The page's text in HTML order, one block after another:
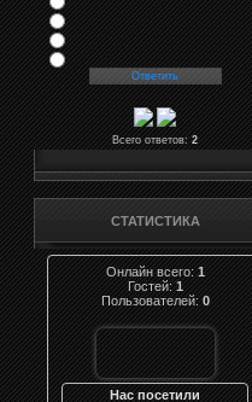
Всего ответов:2
СТАТИСТИКА
Онлайн всего:1
Гостей:1
Пользователей:0
Нас посетили